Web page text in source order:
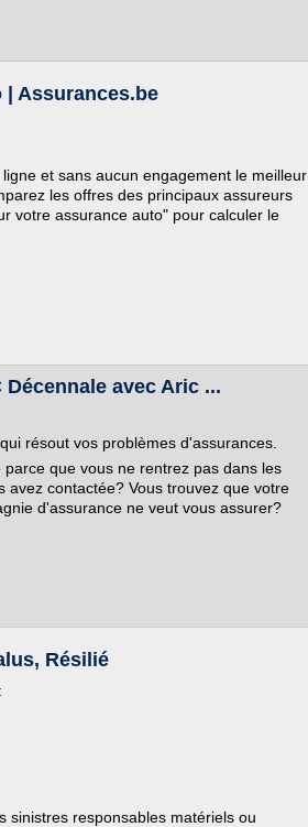
| Assurances.be
et sans aucun engagement le meilleur
les offres des principaux assureurs
votre assurance auto" pour calculer le
avec Aric ...
résout vos problèmes d'assurances.
que vous ne rentrez pas dans les
contactée? Vous trouvez que votre
d'assurance ne veut vous assurer?
Résilié
sinistres responsables matériels ou